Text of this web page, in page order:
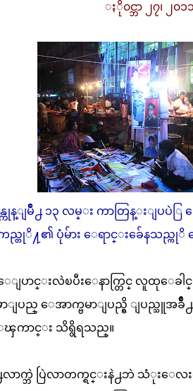
ႏို၀င္ဘာ ၂၇၊ ၂၀၁၁
ျမိဳ႕ ၁၃ လမ္း ကာတြန္းျပပဲြ
တုိ႔၏ ပုံမ်ား ေရာင္းခ်ေနသည္ကုိ
ာင္းလဲၿပီးေနာက္တြင္ လူထုေခ
ာျပည္ ေအာက္ဗမာျပည္ရွိ ျပည္သူအခ်ိဳ
ေၾကာင္း သိရွိရသည္။
လာက္ဘဲ ပြဲလာတက္ရင္းနဲ႕ဘဲ သံုးေ